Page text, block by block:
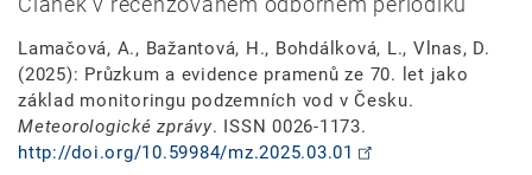
Lamačová, A., Bažantová, H., Bohdálková, L., Vlnas, D.
(2025): Průzkum a evidence pramenů ze 70. let jako
základ monitoringu podzemních vod v Česku.
Meteorologické zprávy. ISSN 0026-1173.
http://doi.org/10.59984/mz.2025.03.01